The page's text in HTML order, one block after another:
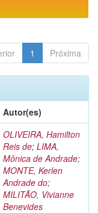
1 Próxima
Autor(es)
OLIVEIRA, Hamilton
Reis de; LIMA,
Mônica de Andrade;
MONTE, Kerlen
Andrade do;
MILITÃO, Vivianne
Benevides